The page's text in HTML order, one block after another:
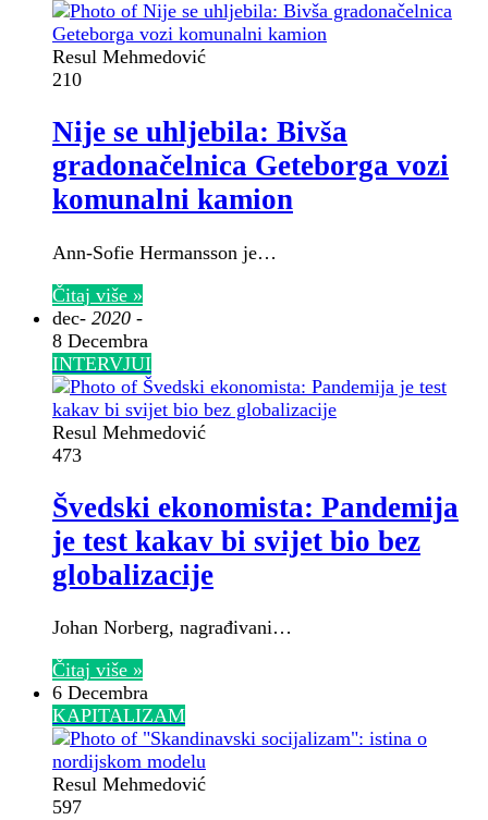
Resul Mehmedović
210
Nije se uhljebila: Bivša
gradonačelnica Geteborga vozi
komunalni kamion
Ann-Sofie Hermansson je…
Čitaj više »
dec- 2020 -
8 Decembra
INTERVJUI
Resul Mehmedović
473
Švedski ekonomista: Pandemija
je test kakav bi svijet bio bez
globalizacije
Johan Norberg, nagrađivani…
Čitaj više »
6 Decembra
KAPITALIZAM
Resul Mehmedović
597